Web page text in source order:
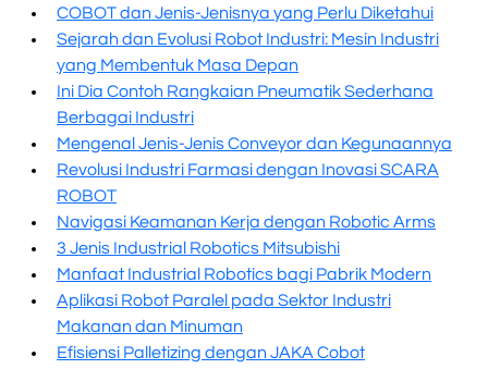
COBOT dan Jenis-Jenisnya yang Perlu Diketahui
Sejarah dan Evolusi Robot Industri: Mesin Industri
yang Membentuk Masa Depan
Ini Dia Contoh Rangkaian Pneumatik Sederhana
Berbagai Industri
Mengenal Jenis-Jenis Conveyor dan Kegunaannya
Revolusi Industri Farmasi dengan Inovasi SCARA
ROBOT
Navigasi Keamanan Kerja dengan Robotic Arms
3 Jenis Industrial Robotics Mitsubishi
Manfaat Industrial Robotics bagi Pabrik Modern
Aplikasi Robot Paralel pada Sektor Industri
Makanan dan Minuman
Efisiensi Palletizing dengan JAKA Cobot